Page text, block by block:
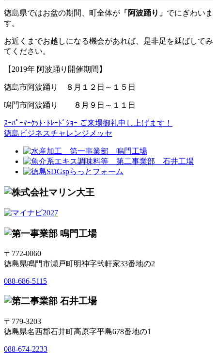
徳島県ではお盆の期間、町全体が 「阿波踊り」 でにぎわいま
す。
お近くまでお越しになる機会があれば、是非足を延ばしてみ
てください。
【2019年 阿波踊り開催期間】
徳島市阿波踊り ８月１２日～１５日
鳴門市阿波踊り ８月９日～１１日
ｽｰﾊﾟｰﾏｰｹｯﾄ･ﾄﾚｰﾄﾞｼｮｰ ご来場御礼申し上げます！
徳島ビジネスチャレンジメッセ
〒772-0060
徳島県鳴門市瀬戸町明神字弐軒家33番地の2
088-686-5115
〒779-3203
徳島県名西郡石井町高原字平島678番地の1
088-674-2233